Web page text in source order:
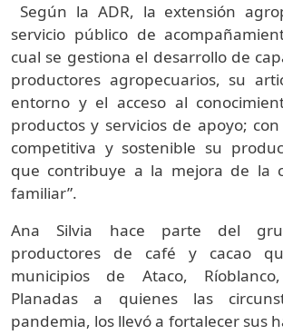
Según la ADR, la extensión
servicio público de
cual se gestiona el desarrollo de
productores agropecuarios, su
entorno y el acceso al
productos y servicios de apoyo;
competitiva y sostenible su
que contribuye a la mejora de la
familiar”.
Ana Silvia hace parte del
productores de café y cacao
municipios de Ataco,
Planadas a quienes las
pandemia, los llevó a fortalecer sus